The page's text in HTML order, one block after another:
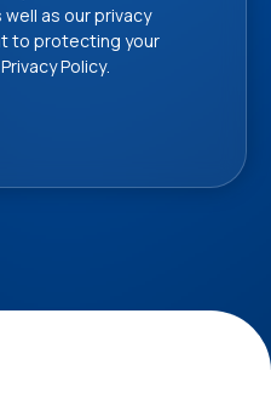
as our privacy
to protecting your
Privacy Policy.